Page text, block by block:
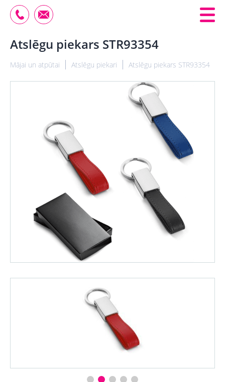
Atslēgu piekars STR93354
Mājai un atpūtai Atslēgu piekari Atslēgu piekars STR93354